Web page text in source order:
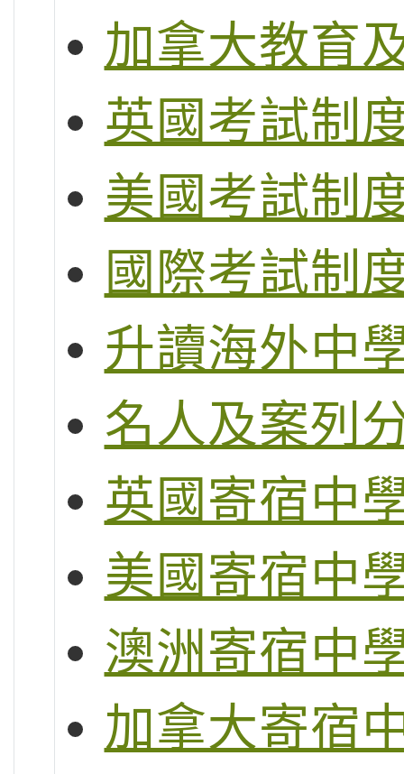
加拿大教育
英國考試制
美國考試制
國際考試制
升讀海外中
名人及案列
英國寄宿中
美國寄宿中
澳洲寄宿中
加拿大寄宿